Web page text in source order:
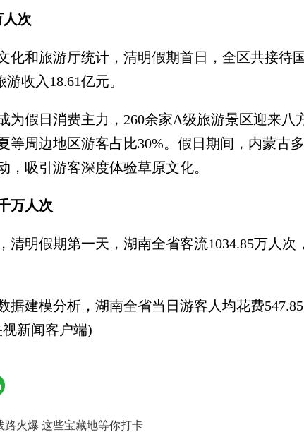
次
和旅游厅统计，清明假期首日，全区共接待
收入18.61亿元。
假日消费主力，260余家A级旅游景区迎来八
等周边地区游客占比30%。假日期间，内蒙古
，吸引游客深度体验草原文化。
万人次
明假期第一天，湖南全省客流1034.85万人次
建模分析，湖南全省当日游客人均花费
新闻客户端)
路火爆 这些宝藏地等你打卡